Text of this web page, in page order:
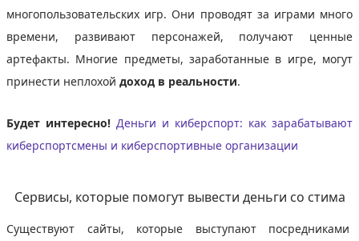
многопользовательских игр. Они проводят за играми много
времени, развивают персонажей, получают ценные
артефакты. Многие предметы, заработанные в игре, могут
принести неплохой доход в реальности.
Будет интересно! Деньги и киберспорт: как зарабатывают
киберспортсмены и киберспортивные организации
Сервисы, которые помогут вывести деньги со стима
Существуют сайты, которые выступают посредниками